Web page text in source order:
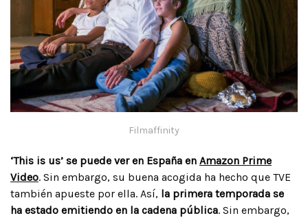
Filmaffinity
‘This is us’ se puede ver en España en Amazon Prime
Video. Sin embargo, su buena acogida ha hecho que TVE
también apueste por ella. Así, la primera temporada se
ha estado emitiendo en la cadena pública. Sin embargo,